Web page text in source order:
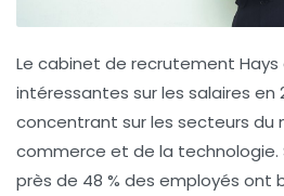
Le cabinet de recrutement
intéressantes sur les salaires en
concentrant sur les secteurs du
commerce et de la technologie.
près de 48 % des employés ont